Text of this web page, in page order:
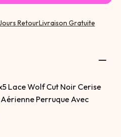
RetourLivraison Gratuite
Lace Wolf Cut Noir Cerise
Perruque Avec